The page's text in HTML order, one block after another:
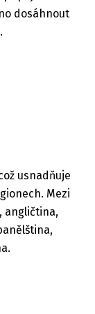
dosáhnout
usnadňuje
Mezi
angličtina,